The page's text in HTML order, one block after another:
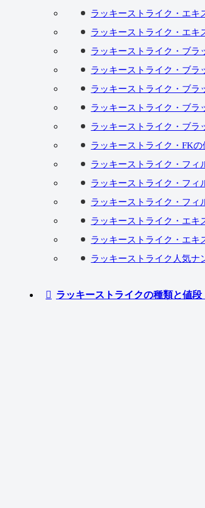
ラッキーストライク・エキ
ラッキーストライク・エキ
ラッキーストライク・ブラ
ラッキーストライク・ブラ
ラッキーストライク・ブラ
ラッキーストライク・ブラ
ラッキーストライク・ブラ
ラッキーストライク・FK
ラッキーストライク・フィ
ラッキーストライク・フィ
ラッキーストライク・フィ
ラッキーストライク・エキ
ラッキーストライク・エキ
ラッキーストライク人気ナ
ラッキーストライクの種類と値